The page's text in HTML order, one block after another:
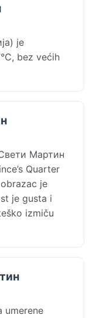
je
bez većih
Мартин
Quarter
je
je gusta i
izmiču
umerene